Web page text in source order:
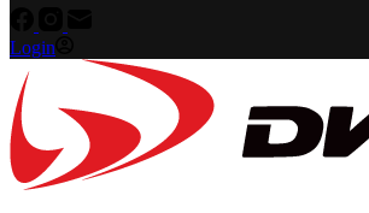
Login